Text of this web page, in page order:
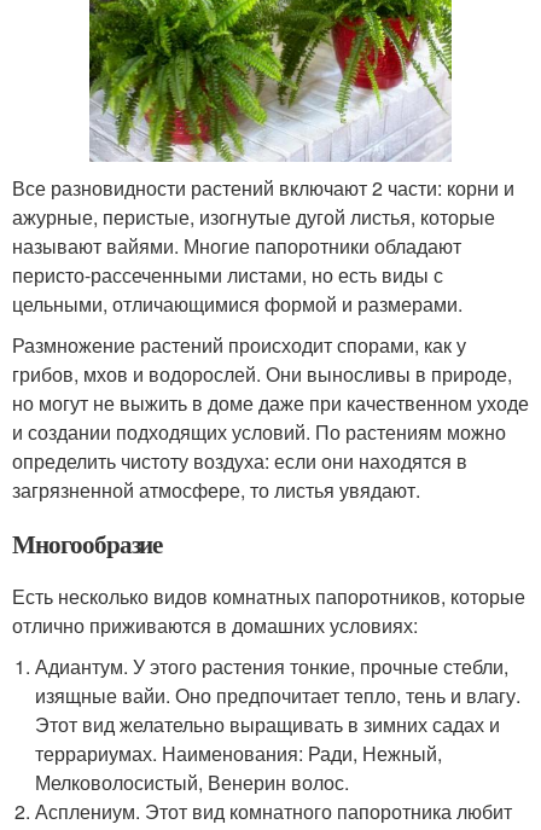
Все разновидности растений включают 2 части: корни и
ажурные, перистые, изогнутые дугой листья, которые
называют вайями. Многие папоротники обладают
перисто-рассеченными листами, но есть виды с
цельными, отличающимися формой и размерами.
Размножение растений происходит спорами, как у
грибов, мхов и водорослей. Они выносливы в природе,
но могут не выжить в доме даже при качественном уходе
и создании подходящих условий. По растениям можно
определить чистоту воздуха: если они находятся в
загрязненной атмосфере, то листья увядают.
Многообразие
Есть несколько видов комнатных папоротников, которые
отлично приживаются в домашних условиях:
Адиантум. У этого растения тонкие, прочные стебли,
изящные вайи. Оно предпочитает тепло, тень и влагу.
Этот вид желательно выращивать в зимних садах и
террариумах. Наименования: Ради, Нежный,
Мелковолосистый, Венерин волос.
Асплениум. Этот вид комнатного папоротника любит